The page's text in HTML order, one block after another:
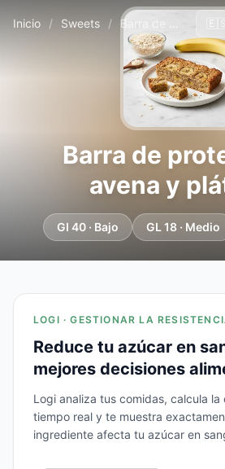
Inicio / Sweets / Barra de proteína de avena y plátano
Barra de
avena y
GI 40 · Bajo GL 18 · Medio
LOGI · GESTIONAR LA
Reduce tu azúcar en
mejores decisiones
Logi analiza tus comidas, calcula
tiempo real y te muestra
ingrediente afecta tu azúcar en